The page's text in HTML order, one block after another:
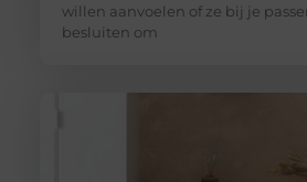
willen aanvoelen of ze bij je
besluiten om